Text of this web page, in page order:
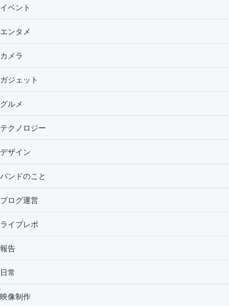
イベント
エンタメ
カメラ
ガジェット
グルメ
テクノロジー
デザイン
バンドのこと
ブログ運営
ライブレポ
報告
日常
映像制作